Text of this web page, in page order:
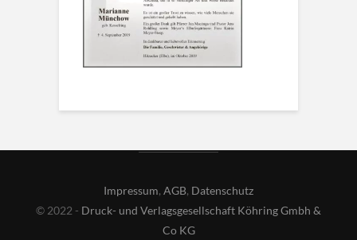
Impressum, AGB, Datenschutz
© 2022 - Druck- und Verlagsgesellschaft Köhring Gmbh &
Co KG